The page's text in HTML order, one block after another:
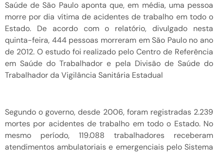
Saúde de São Paulo aponta que, em média, uma pessoa
morre por dia vítima de acidentes de trabalho em todo o
Estado. De acordo com o relatório, divulgado nesta
quinta-feira, 444 pessoas morreram em São Paulo no ano
de 2012. O estudo foi realizado pelo Centro de Referência
em Saúde do Trabalhador e pela Divisão de Saúde do
Trabalhador da Vigilância Sanitária Estadual
Segundo o governo, desde 2006, foram registradas 2.239
mortes por acidentes de trabalho em todo o Estado. No
mesmo período, 119.088 trabalhadores receberam
atendimentos ambulatoriais e emergenciais pelo Sistema